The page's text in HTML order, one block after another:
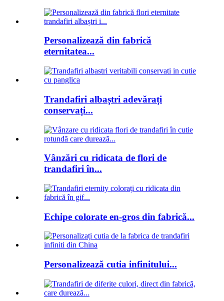
Personalizează din fabrică
eternitatea...
Trandafiri albaștri adevărați
conservați...
Vânzări cu ridicata de flori de
trandafiri în...
Echipe colorate en-gros din fabrică...
Personalizează cutia infinitului...